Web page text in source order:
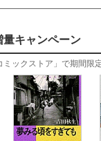
キャンペーン
ミックストア」で期間限